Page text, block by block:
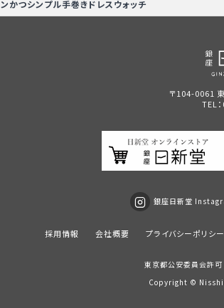
ンかつシンプル手巻きドレスウォッチ
〒104-0061
TEL：
銀座日新堂
採用情報 会社概要 プライバシーポリシー
東京都公安委員会
Copyright ©